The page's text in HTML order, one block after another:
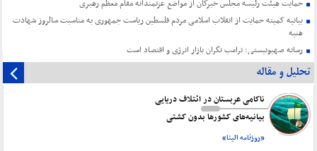
حمایت هیئت رئیسه مجلس خبرگان از مواضع عزتمندانه مقام معظم رهبری
بیانیه کمیته حمایت از انقلاب اسلامی مردم فلسطین ریاست جمهوری به مناسبت سالروز شهادت
هنیه
رسانه صهیونیستی: ترامپ نگران بازار انرژی و اقتصاد است
تحلیل و مقاله
ناکامی عربستان در ائتلاف دریایی
بیانیه‌های کشورها بدون کشتی
«روزنامه البنا»